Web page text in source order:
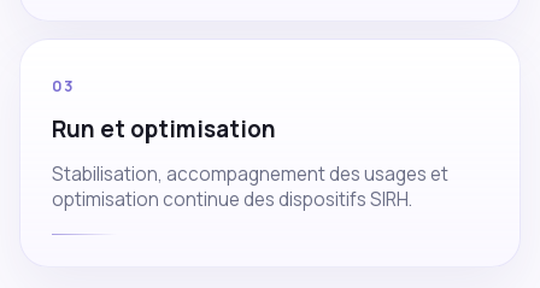
03
Run et optimisation
Stabilisation, accompagnement des usages et
optimisation continue des dispositifs SIRH.